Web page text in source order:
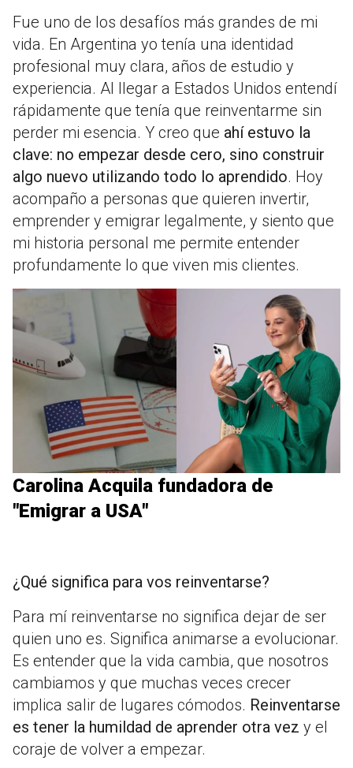
Fue uno de los desafíos más grandes de mi
vida. En Argentina yo tenía una identidad
profesional muy clara, años de estudio y
experiencia. Al llegar a Estados Unidos entendí
rápidamente que tenía que reinventarme sin
perder mi esencia. Y creo que ahí estuvo la
clave: no empezar desde cero, sino construir
algo nuevo utilizando todo lo aprendido. Hoy
acompaño a personas que quieren invertir,
emprender y emigrar legalmente, y siento que
mi historia personal me permite entender
profundamente lo que viven mis clientes.
Carolina Acquila fundadora de
"Emigrar a USA"
¿Qué significa para vos reinventarse?
Para mí reinventarse no significa dejar de ser
quien uno es. Significa animarse a evolucionar.
Es entender que la vida cambia, que nosotros
cambiamos y que muchas veces crecer
implica salir de lugares cómodos. Reinventarse
es tener la humildad de aprender otra vez y el
coraje de volver a empezar.